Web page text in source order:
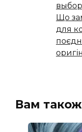
Що
для
Вам